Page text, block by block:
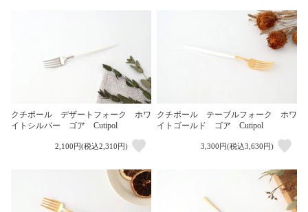
クチポール デザートフォーク ホワ
イトシルバー ゴア Cutipol
2,100円(税込2,310円)
クチポール テーブルフォーク ホワ
イトゴールド ゴア Cutipol
3,300円(税込3,630円)